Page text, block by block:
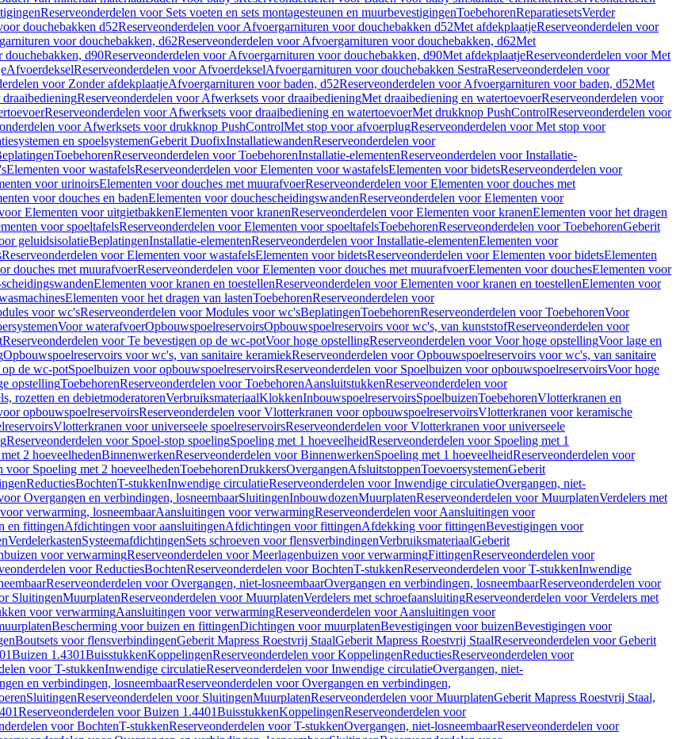
Reserveonderdelen voor Sets voeten en sets montagesteunen en muurbevestigingenToebehorenReparatiesetsVerder
douchebakken d52Reserveonderdelen voor Afvoergarnituren voor douchebakken d52Met afdekplaatjeReserveonderdelen voor
voor douchebakken, d62Reserveonderdelen voor Afvoergarnituren voor douchebakken, d62Met
d90Reserveonderdelen voor Afvoergarnituren voor douchebakken, d90Met afdekplaatjeReserveonderdelen voor Met
AfvoerdekselReserveonderdelen voor AfvoerdekselAfvoergarnituren voor douchebakken SestraReserveonderdelen voor
voor Zonder afdekplaatjeAfvoergarnituren voor baden, d52Reserveonderdelen voor Afvoergarnituren voor baden, d52Met
Reserveonderdelen voor Afwerksets voor draaibedieningMet draaibediening en watertoevoerReserveonderdelen voor
Reserveonderdelen voor Afwerksets voor draaibediening en watertoevoerMet drukknop PushControlReserveonderdelen voor
voor Afwerksets voor drukknop PushControlMet stop voor afvoerplugReserveonderdelen voor Met stop voor
en spoelsystemenGeberit DuofixInstallatiewandenReserveonderdelen voor
ToebehorenReserveonderdelen voor ToebehorenInstallatie-elementenReserveonderdelen voor Installatie-
Elementen voor wastafelsReserveonderdelen voor Elementen voor wastafelsElementen voor bidetsReserveonderdelen voor
voor urinoirsElementen voor douches met muurafvoerReserveonderdelen voor Elementen voor douches met
voor douches en badenElementen voor douchescheidingswandenReserveonderdelen voor Elementen voor
Elementen voor uitgietbakkenElementen voor kranenReserveonderdelen voor Elementen voor kranenElementen voor het dragen
voor spoeltafelsReserveonderdelen voor Elementen voor spoeltafelsToebehorenReserveonderdelen voor ToebehorenGeberit
geluidsisolatieBeplatingenInstallatie-elementenReserveonderdelen voor Installatie-elementenElementen voor
Reserveonderdelen voor Elementen voor wastafelsElementen voor bidetsReserveonderdelen voor Elementen voor bidetsElementen
douches met muurafvoerReserveonderdelen voor Elementen voor douches met muurafvoerElementen voor douchesElementen voor
Elementen voor kranen en toestellenReserveonderdelen voor Elementen voor kranen en toestellenElementen voor
Elementen voor het dragen van lastenToebehorenReserveonderdelen voor
voor wc'sReserveonderdelen voor Modules voor wc'sBeplatingenToebehorenReserveonderdelen voor ToebehorenVoor
Voor waterafvoerOpbouwspoelreservoirsOpbouwspoelreservoirs voor wc's, van kunststofReserveonderdelen voor
Reserveonderdelen voor Te bevestigen op de wc-potVoor hoge opstellingReserveonderdelen voor Voor hoge opstellingVoor lage en
Opbouwspoelreservoirs voor wc's, van sanitaire keramiekReserveonderdelen voor Opbouwspoelreservoirs voor wc's, van sanitaire
op de wc-potSpoelbuizen voor opbouwspoelreservoirsReserveonderdelen voor Spoelbuizen voor opbouwspoelreservoirsVoor hoge
opstellingToebehorenReserveonderdelen voor ToebehorenAansluitstukkenReserveonderdelen voor
rozetten en debietmoderatorenVerbruiksmateriaalKlokkenInbouwspoelreservoirsSpoelbuizenToebehorenVlotterkranen en
opbouwspoelreservoirsReserveonderdelen voor Vlotterkranen voor opbouwspoelreservoirsVlotterkranen voor keramische
Vlotterkranen voor universeele spoelreservoirsReserveonderdelen voor Vlotterkranen voor universeele
Reserveonderdelen voor Spoel-stop spoelingSpoeling met 1 hoeveelheidReserveonderdelen voor Spoeling met 1
2 hoeveelhedenBinnenwerkenReserveonderdelen voor BinnenwerkenSpoeling met 1 hoeveelheidReserveonderdelen voor
voor Spoeling met 2 hoeveelhedenToebehorenDrukkersOvergangenAfsluitstoppenToevoersystemenGeberit
ReductiesBochtenT-stukkenInwendige circulatieReserveonderdelen voor Inwendige circulatieOvergangen, niet-
Overgangen en verbindingen, losneembaarSluitingenInbouwdozenMuurplatenReserveonderdelen voor MuurplatenVerdelers met
verwarming, losneembaarAansluitingen voor verwarmingReserveonderdelen voor Aansluitingen voor
en fittingenAfdichtingen voor aansluitingenAfdichtingen voor fittingenAfdekking voor fittingenBevestigingen voor
VerdelerkastenSysteemafdichtingenSets schroeven voor flensverbindingenVerbruiksmateriaalGeberit
voor verwarmingReserveonderdelen voor Meerlagenbuizen voor verwarmingFittingenReserveonderdelen voor
voor ReductiesBochtenReserveonderdelen voor BochtenT-stukkenReserveonderdelen voor T-stukkenInwendige
Reserveonderdelen voor Overgangen, niet-losneembaarOvergangen en verbindingen, losneembaarReserveonderdelen voor
SluitingenMuurplatenReserveonderdelen voor MuurplatenVerdelers met schroefaansluitingReserveonderdelen voor Verdelers met
voor verwarmingAansluitingen voor verwarmingReserveonderdelen voor Aansluitingen voor
Bescherming voor buizen en fittingenDichtingen voor muurplatenBevestigingen voor buizenBevestigingen voor
Boutsets voor flensverbindingenGeberit Mapress Roestvrij StaalGeberit Mapress Roestvrij StaalReserveonderdelen voor Geberit
Buizen 1.4301BuisstukkenKoppelingenReserveonderdelen voor KoppelingenReductiesReserveonderdelen voor
voor T-stukkenInwendige circulatieReserveonderdelen voor Inwendige circulatieOvergangen, niet-
en verbindingen, losneembaarReserveonderdelen voor Overgangen en verbindingen,
SluitingenReserveonderdelen voor SluitingenMuurplatenReserveonderdelen voor MuurplatenGeberit Mapress Roestvrij Staal,
Reserveonderdelen voor Buizen 1.4401BuisstukkenKoppelingenReserveonderdelen voor
voor BochtenT-stukkenReserveonderdelen voor T-stukkenOvergangen, niet-losneembaarReserveonderdelen voor